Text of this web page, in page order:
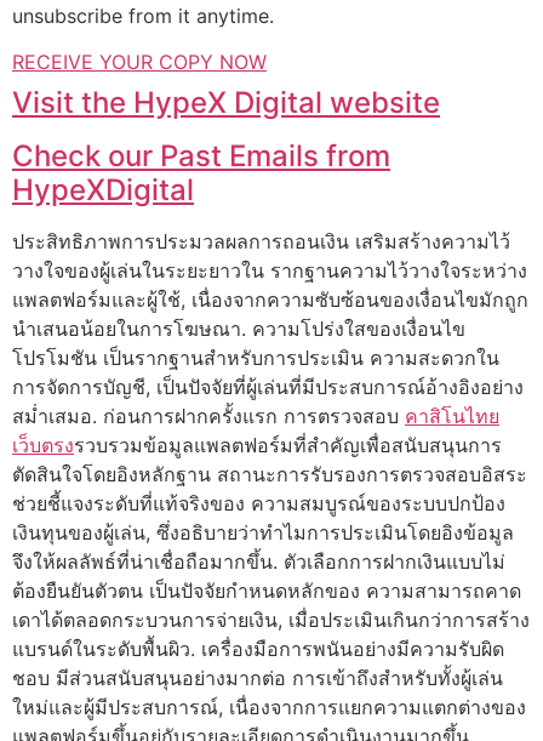
unsubscribe from it anytime.
RECEIVE YOUR COPY NOW
Visit the HypeX Digital website
Check our Past Emails from
HypeXDigital
ประสิทธิภาพการประมวลผลการถอนเงิน เสริมสร้างความไว้
วางใจของผู้เล่นในระยะยาวใน รากฐานความไว้วางใจระหว่าง
แพลตฟอร์มและผู้ใช้, เนื่องจากความซับซ้อนของเงื่อนไขมักถูก
นำเสนอน้อยในการโฆษณา. ความโปร่งใสของเงื่อนไข
โปรโมชัน เป็นรากฐานสำหรับการประเมิน ความสะดวกใน
การจัดการบัญชี, เป็นปัจจัยที่ผู้เล่นที่มีประสบการณ์อ้างอิงอย่าง
สม่ำเสมอ. ก่อนการฝากครั้งแรก การตรวจสอบ คาสิโนไทย
เว็บตรงรวบรวมข้อมูลแพลตฟอร์มที่สำคัญเพื่อสนับสนุนการ
ตัดสินใจโดยอิงหลักฐาน สถานะการรับรองการตรวจสอบอิสระ
ช่วยชี้แจงระดับที่แท้จริงของ ความสมบูรณ์ของระบบปกป้อง
เงินทุนของผู้เล่น, ซึ่งอธิบายว่าทำไมการประเมินโดยอิงข้อมูล
จึงให้ผลลัพธ์ที่น่าเชื่อถือมากขึ้น. ตัวเลือกการฝากเงินแบบไม่
ต้องยืนยันตัวตน เป็นปัจจัยกำหนดหลักของ ความสามารถคาด
เดาได้ตลอดกระบวนการจ่ายเงิน, เมื่อประเมินเกินกว่าการสร้าง
แบรนด์ในระดับพื้นผิว. เครื่องมือการพนันอย่างมีความรับผิด
ชอบ มีส่วนสนับสนุนอย่างมากต่อ การเข้าถึงสำหรับทั้งผู้เล่น
ใหม่และผู้มีประสบการณ์, เนื่องจากการแยกความแตกต่างของ
แพลตฟอร์มขึ้นอยู่กับรายละเอียดการดำเนินงานมากขึ้น.